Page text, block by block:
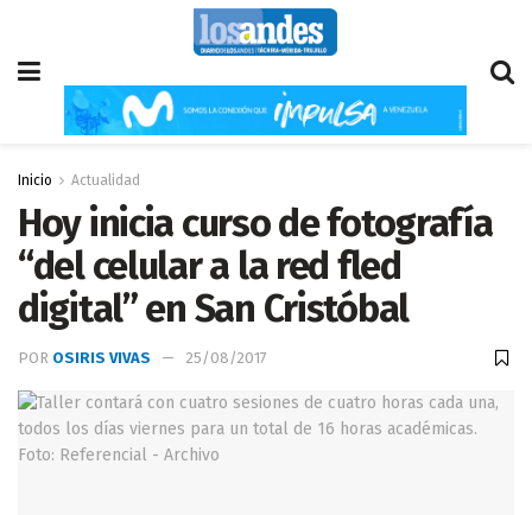
Inicio Actualidad
Hoy inicia curso de fotografía
“del celular a la red fled
digital” en San Cristóbal
POR OSIRIS VIVAS 25/08/2017